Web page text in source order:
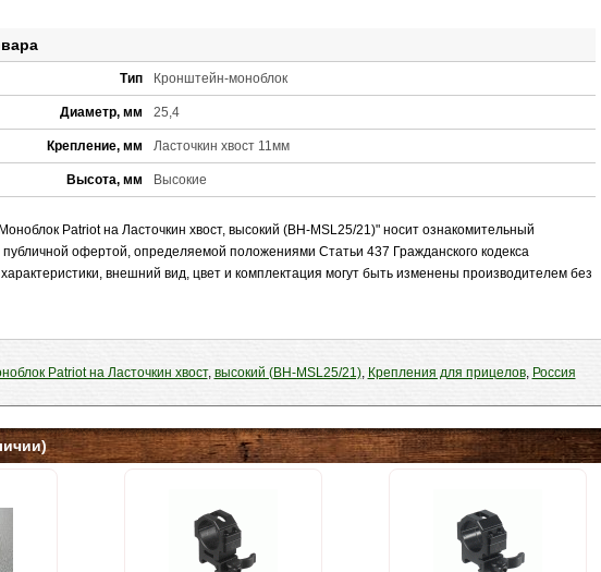
Тип Кронштейн-моноблок
Диаметр, мм 25,4
Крепление, мм Ласточкин хвост 11мм
Высота, мм Высокие
Patriot на Ласточкин хвост, высокий (BH-MSL25/21)" носит ознакомительный
публичной офертой, определяемой положениями Статьи 437 Гражданского кодекса
внешний вид, цвет и комплектация могут быть изменены производителем без
Patriot на Ласточкин хвост, высокий (BH-MSL25/21), Крепления для прицелов, Россия